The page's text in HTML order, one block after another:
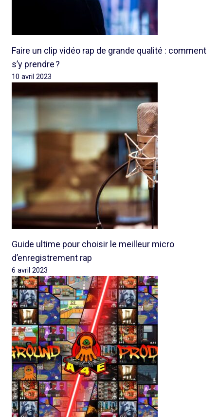
Faire un clip vidéo rap de grande qualité : comment
s’y prendre ?
10 avril 2023
Guide ultime pour choisir le meilleur micro
d’enregistrement rap
6 avril 2023